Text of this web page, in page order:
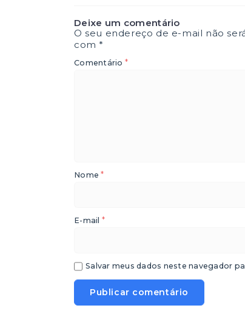
Deixe um comentário
O seu endereço de e-mail não
com*
Comentário *
Nome*
E-mail *
Salvar meus dados neste navegador